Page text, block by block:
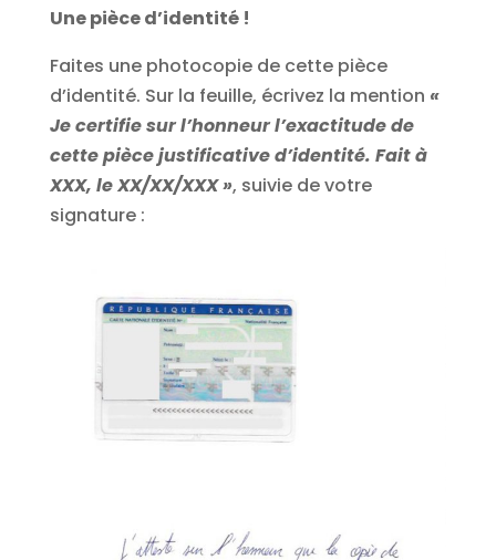
Une pièce d’identité !
Faites une photocopie de cette pièce
d’identité. Sur la feuille, écrivez la mention «
Je certifie sur l’honneur l’exactitude de
cette pièce justificative d’identité. Fait à
XXX, le XX/XX/XXX », suivie de votre
signature :